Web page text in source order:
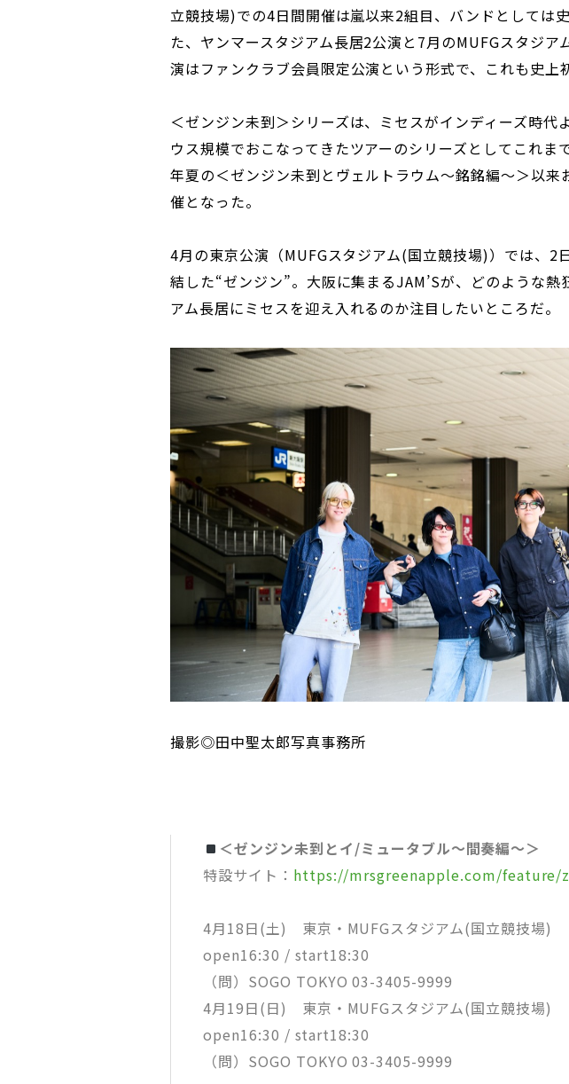
立競技場)での4日間開催は嵐以来2組目、バンドとしては
た、ヤンマースタジアム長居2公演と7月のMUFGスタジア
演はファンクラブ会員限定公演という形式で、これも史上
＜ゼンジン未到＞シリーズは、ミセスがインディーズ時代
ウス規模でおこなってきたツアーのシリーズとしてこれま
年夏の＜ゼンジン未到とヴェルトラウム〜銘銘編〜＞以来
催となった。
4月の東京公演（MUFGスタジアム(国立競技場)）では、2
結した“ゼンジン”。大阪に集まるJAM’Sが、どのような熱
アム長居にミセスを迎え入れるのか注目したいところだ。
撮影◎田中聖太郎写真事務所
＜ゼンジン未到とイ/ミュータブル〜間奏編〜＞
特設サイト： https://mrsgreenapple.com/feature/
4月18日(土) 東京・MUFGスタジアム(国立競技場)
open16:30 / start18:30
（問）SOGO TOKYO 03-3405-9999
4月19日(日) 東京・MUFGスタジアム(国立競技場)
open16:30 / start18:30
（問）SOGO TOKYO 03-3405-9999